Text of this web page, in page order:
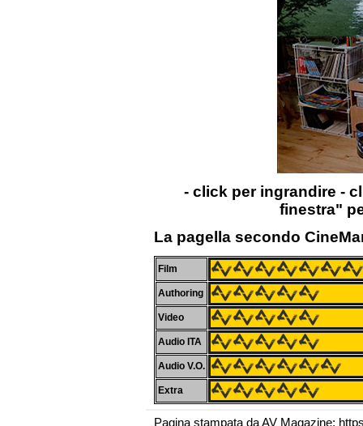
- click per ingrandire -
finestra"
La pagella secondo
Film
Authoring
Video
Audio ITA
Audio V.O.
Extra
Pagina stampata da AV Magazine: